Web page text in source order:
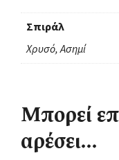
Σπιράλ
Χρυσό, Ασημί
Μπορεί
αρέσει…